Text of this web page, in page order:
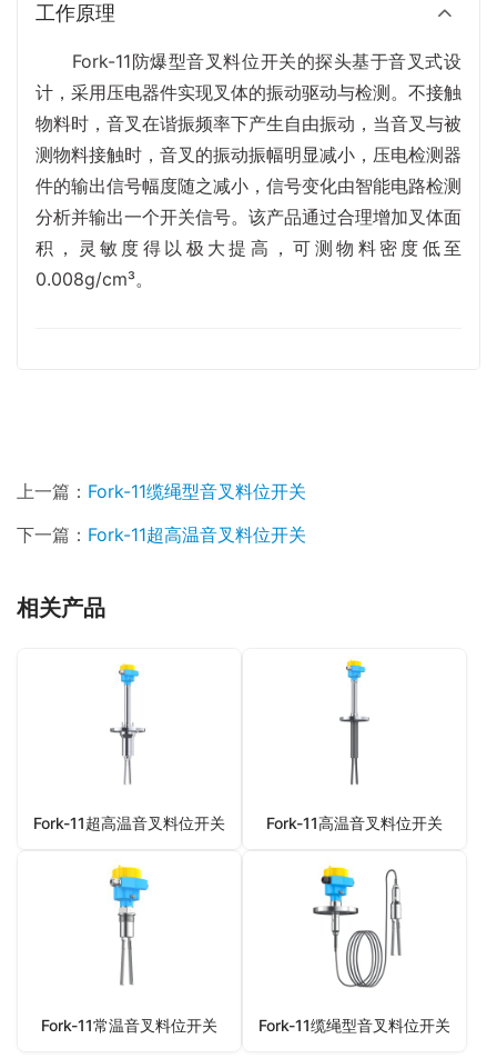
工作原理
Fork-11防爆型音叉料位开关的探头基于音叉式设
计，采用压电器件实现叉体的振动驱动与检测。不接触
物料时，音叉在谐振频率下产生自由振动，当音叉与被
测物料接触时，音叉的振动振幅明显减小，压电检测器
件的输出信号幅度随之减小，信号变化由智能电路检测
分析并输出一个开关信号。该产品通过合理增加叉体面
积，灵敏度得以极大提高，可测物料密度低至
0.008g/cm³。
上一篇： Fork-11缆绳型音叉料位开关
下一篇： Fork-11超高温音叉料位开关
相关产品
Fork-11超高温音叉料位开关 Fork-11高温音叉料位开关
Fork-11常温音叉料位开关 Fork-11缆绳型音叉料位开关